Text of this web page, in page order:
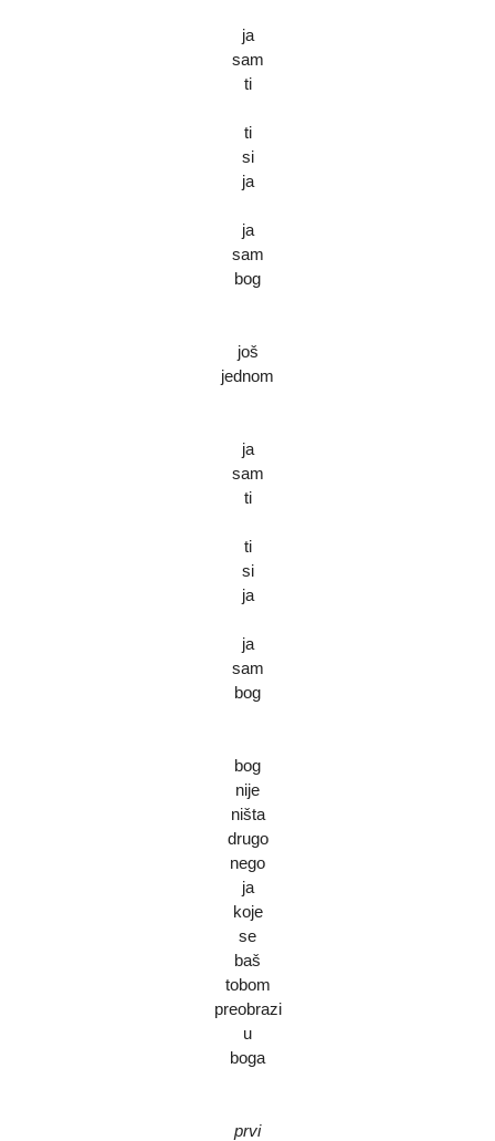
ja
sam
ti
ti
si
ja
ja
sam
bog
još
jednom
ja
sam
ti
ti
si
ja
ja
sam
bog
bog
nije
ništa
drugo
nego
ja
koje
se
baš
tobom
preobrazi
u
boga
prvi